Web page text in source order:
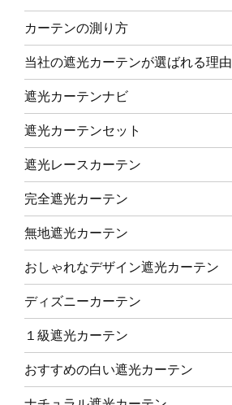
カーテンの測り方
当社の遮光カーテンが選ばれる理由
遮光カーテンナビ
遮光カーテンセット
遮光レースカーテン
完全遮光カーテン
無地遮光カーテン
おしゃれなデザイン遮光カーテン
ディズニーカーテン
１級遮光カーテン
おすすめの白い遮光カーテン